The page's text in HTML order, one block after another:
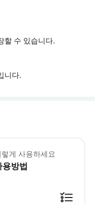
할 수 있습니다.
니다.
아두세요 휠체어와 유모차로
렇게 사용하세요
용방법